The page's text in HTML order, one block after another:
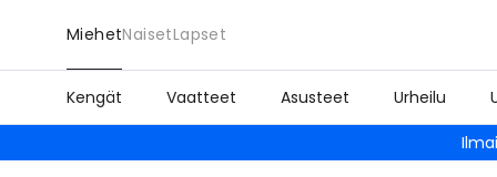
MiehetNaisetLapset
Kengät Vaatteet Asusteet Urheilu